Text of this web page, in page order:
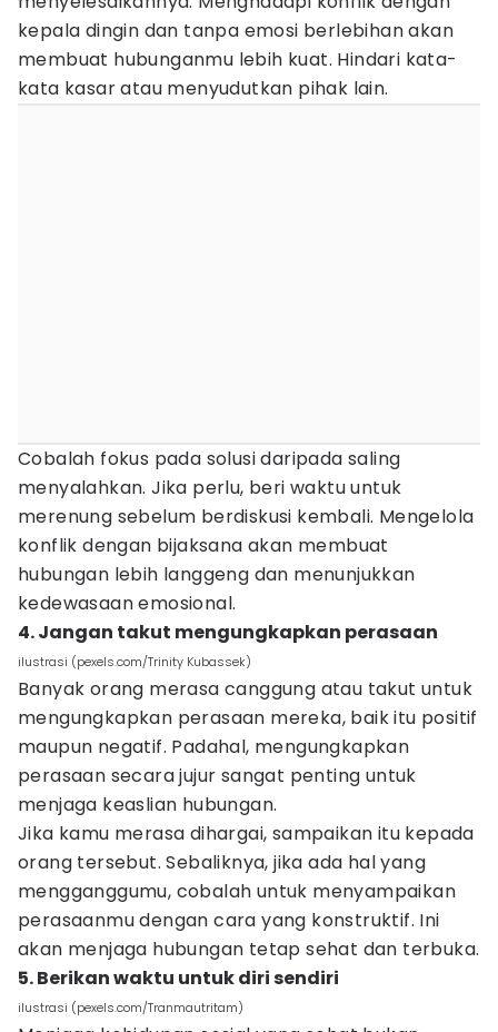
kepala dingin dan tanpa emosi berlebihan akan
membuat hubunganmu lebih kuat. Hindari kata-
kata kasar atau menyudutkan pihak lain.
Cobalah fokus pada solusi daripada saling
menyalahkan. Jika perlu, beri waktu untuk
merenung sebelum berdiskusi kembali. Mengelola
konflik dengan bijaksana akan membuat
hubungan lebih langgeng dan menunjukkan
kedewasaan emosional.
4. Jangan takut mengungkapkan perasaan
ilustrasi (pexels.com/Trinity Kubassek)
Banyak orang merasa canggung atau takut untuk
mengungkapkan perasaan mereka, baik itu positif
maupun negatif. Padahal, mengungkapkan
perasaan secara jujur sangat penting untuk
menjaga keaslian hubungan.
Jika kamu merasa dihargai, sampaikan itu kepada
orang tersebut. Sebaliknya, jika ada hal yang
mengganggumu, cobalah untuk menyampaikan
perasaanmu dengan cara yang konstruktif. Ini
akan menjaga hubungan tetap sehat dan terbuka.
5. Berikan waktu untuk diri sendiri
ilustrasi (pexels.com/Tranmautritam)